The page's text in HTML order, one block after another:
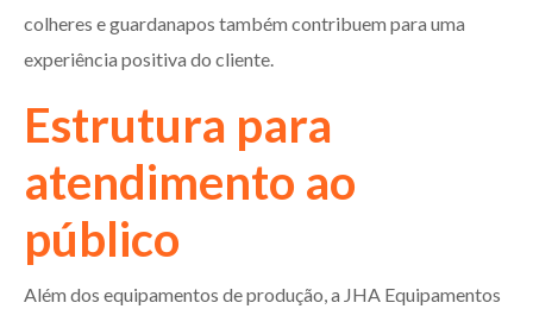
colheres e guardanapos também contribuem para uma
experiência positiva do cliente.
Estrutura para
atendimento ao
público
Além dos equipamentos de produção, a JHA Equipamentos